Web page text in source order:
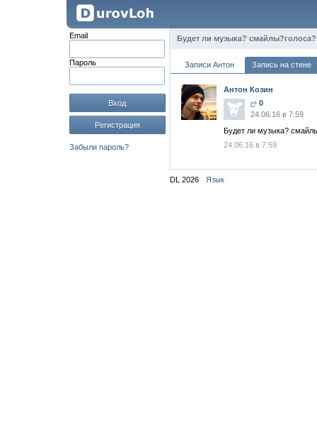
Email
Пароль
Вход
Регистрация
Забыли пароль?
Будет ли музыка?
Записи Антон Запись на стене
Антон Козин
0
24.06.16 в 7:59
Будет ли музыка?
24.06.16 в 7:59
DL 2026 Язык